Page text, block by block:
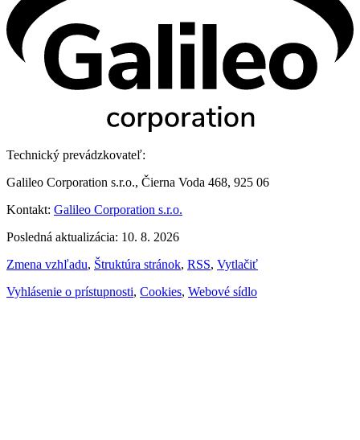
Technický prevádzkovateľ:
Galileo Corporation s.r.o., Čierna Voda 468, 925 06
Kontakt: Galileo Corporation s.r.o.
Posledná aktualizácia: 10. 8. 2026
Zmena vzhľadu, Štruktúra stránok, RSS, Vytlačiť
Vyhlásenie o prístupnosti, Cookies, Webové sídlo